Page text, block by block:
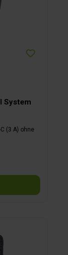
System
(3 A) ohne